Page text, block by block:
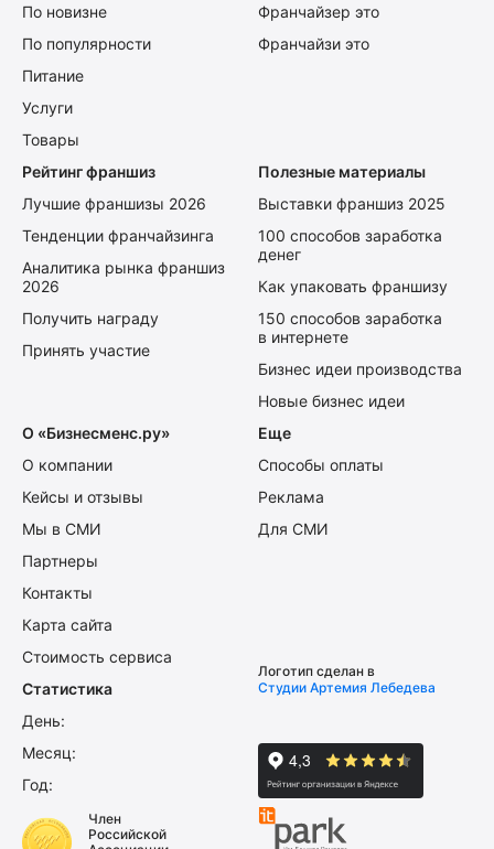
По новизне
По популярности
Питание
Услуги
Товары
Франчайзер это
Франчайзи это
Рейтинг франшиз
Лучшие франшизы 2026
Тенденции франчайзинга
Аналитика рынка франшиз
2026
Получить награду
Принять участие
Полезные материалы
Выставки франшиз 2025
100 способов заработка
денег
Как упаковать франшизу
150 способов заработка
в интернете
Бизнес идеи производства
Новые бизнес идеи
О «Бизнесменс.ру»
О компании
Кейсы и отзывы
Мы в СМИ
Партнеры
Контакты
Карта сайта
Стоимость сервиса
Еще
Способы оплаты
Реклама
Для СМИ
Статистика
День:
Месяц:
Год:
Логотип сделан в
Студии Артемия Лебедева
Член
Российской